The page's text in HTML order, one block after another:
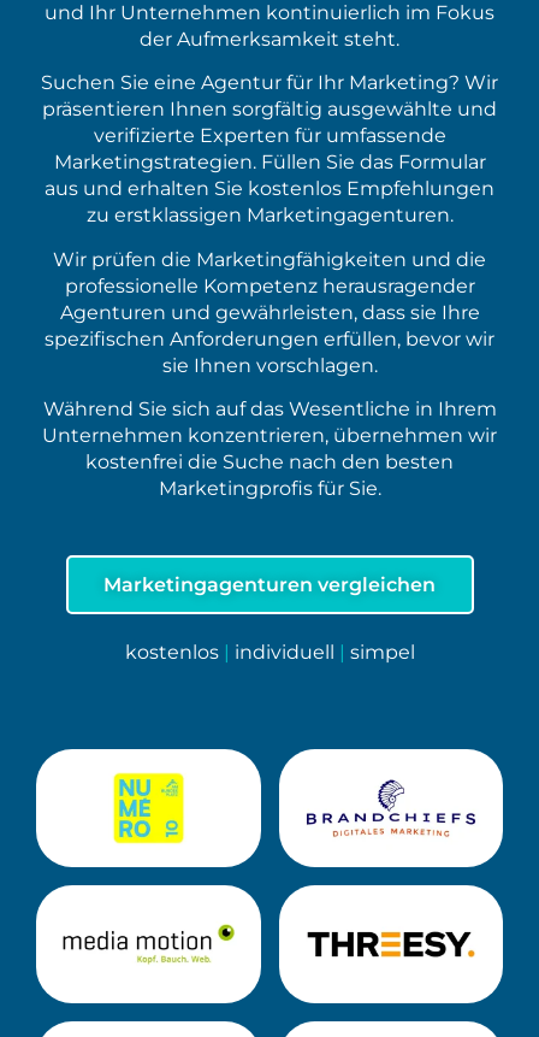
und Ihr Unternehmen kontinuierlich im Fokus
der Aufmerksamkeit steht.
Suchen Sie eine Agentur für Ihr Marketing? Wir
präsentieren Ihnen sorgfältig ausgewählte und
verifizierte Experten für umfassende
Marketingstrategien. Füllen Sie das Formular
aus und erhalten Sie kostenlos Empfehlungen
zu erstklassigen Marketingagenturen.
Wir prüfen die Marketingfähigkeiten und die
professionelle Kompetenz herausragender
Agenturen und gewährleisten, dass sie Ihre
spezifischen Anforderungen erfüllen, bevor wir
sie Ihnen vorschlagen.
Während Sie sich auf das Wesentliche in Ihrem
Unternehmen konzentrieren, übernehmen wir
kostenfrei die Suche nach den besten
Marketingprofis für Sie.
Marketingagenturen vergleichen
kostenlos individuell simpel